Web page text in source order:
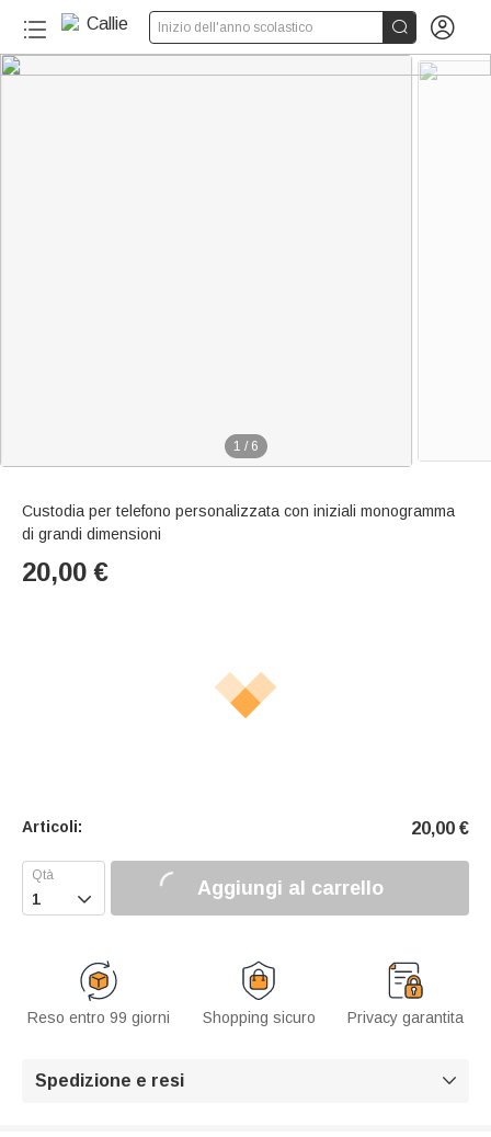
Inizio dell'anno scolastico  
1 / 6
Custodia per telefono personalizzata con iniziali monogramma
di grandi dimensioni
20,00 €
Articoli: 20,00 €
 Aggiungi al carrello
Reso entro 99 giorni Shopping sicuro Privacy garantita
Spedizione e resi 